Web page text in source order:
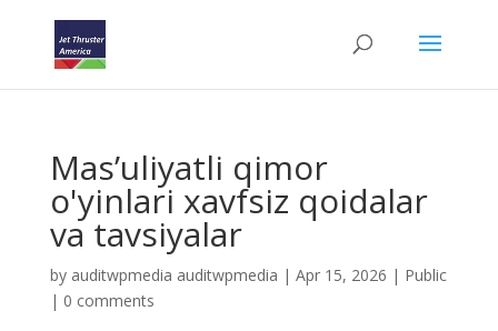
Mas’uliyatli qimor
o'yinlari xavfsiz qoidalar
va tavsiyalar
by auditwpmedia auditwpmedia | Apr 15, 2026 | Public
| 0 comments